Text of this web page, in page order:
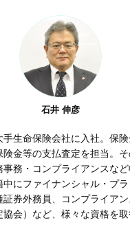
石井 伸彦
手生命保険会社に入社。保
険金等の支払査定を担当。
事務・コンプライアンスな
中にファイナンシャル・プ
券外務員、コンプライアン
協会）など、様々な資格を